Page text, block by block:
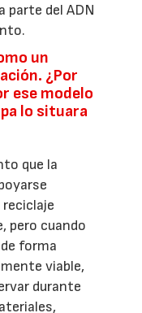
parte del ADN
un
¿Por
ese modelo
lo situara
que la
pero cuando
forma
viable,
durante